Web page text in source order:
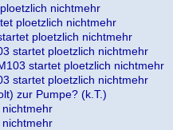
nichtmehr
ploetzlich nichtmehr
ploetzlich nichtmehr
startet ploetzlich nichtmehr
startet ploetzlich nichtmehr
startet ploetzlich nichtmehr
zur Pumpe? (k.T.)